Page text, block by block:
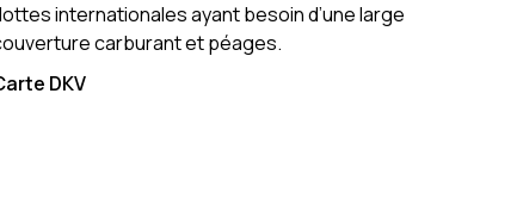
internationales ayant besoin d’une large
carburant et péages.
DKV